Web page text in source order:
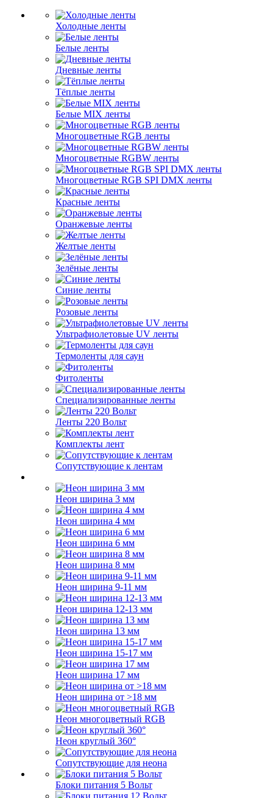
Холодные ленты
Белые ленты
Дневные ленты
Тёплые ленты
Белые MIX ленты
Многоцветные RGB ленты
Многоцветные RGBW ленты
Многоцветные RGB SPI DMX ленты
Красные ленты
Оранжевые ленты
Желтые ленты
Зелёные ленты
Синие ленты
Розовые ленты
Ультрафиолетовые UV ленты
Термоленты для саун
Фитоленты
Специализированные ленты
Ленты 220 Вольт
Комплекты лент
Сопутствующие к лентам
Неон ширина 3 мм
Неон ширина 4 мм
Неон ширина 6 мм
Неон ширина 8 мм
Неон ширина 9-11 мм
Неон ширина 12-13 мм
Неон ширина 13 мм
Неон ширина 15-17 мм
Неон ширина 17 мм
Неон ширина от >18 мм
Неон многоцветный RGB
Неон круглый 360°
Сопутствующие для неона
Блоки питания 5 Вольт